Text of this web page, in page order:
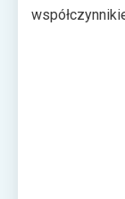
91 do 93%